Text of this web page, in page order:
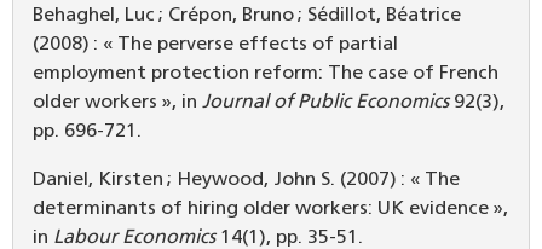
Behaghel, Luc ; Crépon, Bruno ; Sédillot, Béatrice
(2008) : « The perverse effects of partial
employment protection reform: The case of French
older workers », in Journal of Public Economics92(3),
pp. 696-721.
Daniel, Kirsten ; Heywood, John S. (2007) : « The
determinants of hiring older workers: UK evidence »,
in Labour Economics14(1), pp. 35-51.